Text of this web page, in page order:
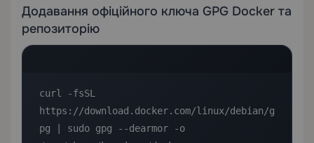
Додавання офіційного ключа GPG Docker та
репозиторію
curl -fsSL
https://download.docker.com/linux/debian/g
pg | sudo gpg --dearmor -o